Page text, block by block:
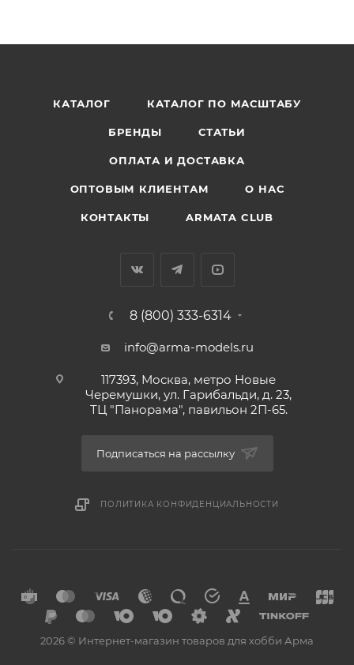
КАТАЛОГ КАТАЛОГ ПО МАСШТАБУ
БРЕНДЫ СТАТЬИ
ОПЛАТА И ДОСТАВКА
ОПТОВЫМ КЛИЕНТАМ О НАС
КОНТАКТЫ ARMATA CLUB
8 (800) 333-6314
info@arma-models.ru
117393, Москва, метро Новые
Черемушки, ул. Гарибальди, д. 23,
ТЦ "Панорама", павильон 2П-65.
Подписаться на рассылку
ПОЛИТИКА КОНФИДЕНЦИАЛЬНОСТИ
2026 © Интернет-магазин товаров для хобби Арма